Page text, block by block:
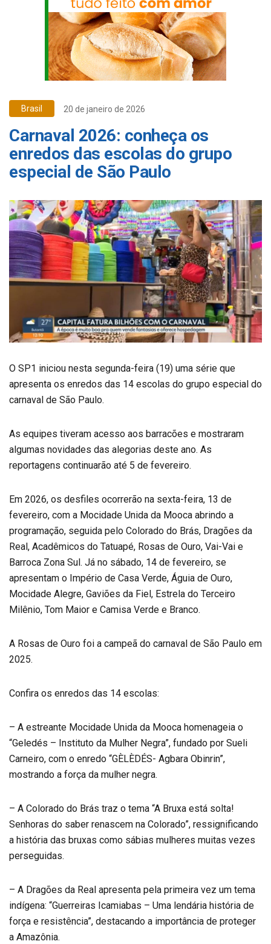
Brasil 20 de janeiro de 2026
Carnaval 2026: conheça os
enredos das escolas do grupo
especial de São Paulo
O SP1 iniciou nesta segunda-feira (19) uma série que
apresenta os enredos das 14 escolas do grupo especial do
carnaval de São Paulo.
As equipes tiveram acesso aos barracões e mostraram
algumas novidades das alegorias deste ano. As
reportagens continuarão até 5 de fevereiro.
Em 2026, os desfiles ocorrerão na sexta-feira, 13 de
fevereiro, com a Mocidade Unida da Mooca abrindo a
programação, seguida pelo Colorado do Brás, Dragões da
Real, Acadêmicos do Tatuapé, Rosas de Ouro, Vai-Vai e
Barroca Zona Sul. Já no sábado, 14 de fevereiro, se
apresentam o Império de Casa Verde, Águia de Ouro,
Mocidade Alegre, Gaviões da Fiel, Estrela do Terceiro
Milênio, Tom Maior e Camisa Verde e Branco.
A Rosas de Ouro foi a campeã do carnaval de São Paulo em
2025.
Confira os enredos das 14 escolas:
– A estreante Mocidade Unida da Mooca homenageia o
“Geledés – Instituto da Mulher Negra”, fundado por Sueli
Carneiro, com o enredo “GÈLÈDÉS- Agbara Obinrin”,
mostrando a força da mulher negra.
– A Colorado do Brás traz o tema “A Bruxa está solta!
Senhoras do saber renascem na Colorado”, ressignificando
a história das bruxas como sábias mulheres muitas vezes
perseguidas.
– A Dragões da Real apresenta pela primeira vez um tema
indígena: “Guerreiras Icamiabas – Uma lendária história de
força e resistência”, destacando a importância de proteger
a Amazônia.